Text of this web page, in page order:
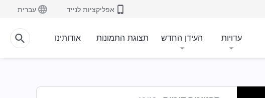
אפליקציות לנייד עברית
עדויות העידן החדש תצוגת התמונות אודותינו
סדרת דרשות: חיפוש אמונת אמת –
סדרת דרשות: חיפוש אמונת אמת –